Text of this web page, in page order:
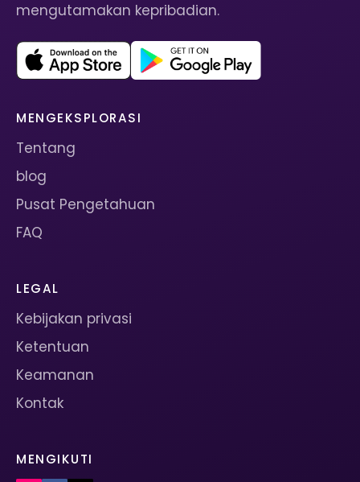
mengutamakan kepribadian.
MENGEKSPLORASI
Tentang
blog
Pusat Pengetahuan
FAQ
LEGAL
Kebijakan privasi
Ketentuan
Keamanan
Kontak
MENGIKUTI